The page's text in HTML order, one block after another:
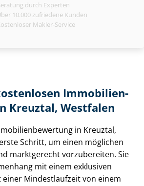
durch Experten
10.000 zufriedene Kunden
Makler-Service
Im­mo­bi­li­en­
Kreuztal, Westfalen
in Kreuztal,
Schritt, um einen möglichen
marktgerecht vorzubereiten. Sie
mit einem exklusiven
Mindestlaufzeit von einem